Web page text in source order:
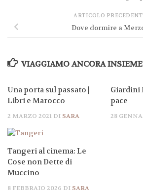
ARTICOLO
Dove dormire a
VIAGGIAMO ANCORA INSIEME
Una porta sul passato |
Libri e Marocco
2 MARZO 2021 DI SARA
Giardini
pace
28
Tangeri al cinema: Le
Cose non Dette di
Muccino
8 FEBBRAIO 2026 DI SARA